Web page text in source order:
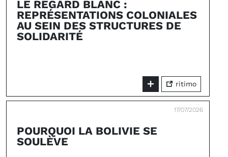
LE REGARD BLANC :
REPRÉSENTATIONS COLONIALES
AU SEIN DES STRUCTURES DE
SOLIDARITÉ
ritimo
17/07/2026
POURQUOI LA BOLIVIE SE
SOULÈVE